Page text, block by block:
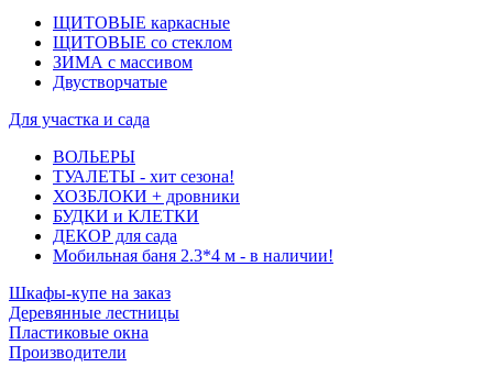
ЩИТОВЫЕ каркасные
ЩИТОВЫЕ со стеклом
ЗИМА с массивом
Двустворчатые
Для участка и сада
ВОЛЬЕРЫ
ТУАЛЕТЫ - хит сезона!
ХОЗБЛОКИ + дровники
БУДКИ и КЛЕТКИ
ДЕКОР для сада
Мобильная баня 2.3*4 м - в наличии!
Шкафы-купе на заказ
Деревянные лестницы
Пластиковые окна
Производители